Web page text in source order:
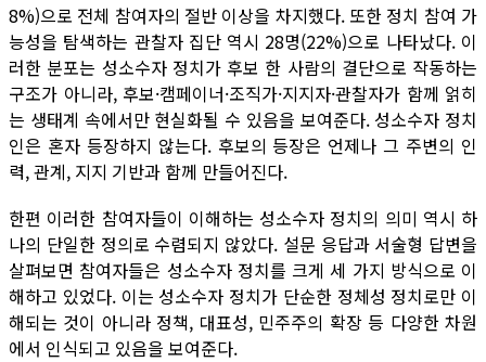
8%)으로 전체 참여자의 절반 이상을 차지했다. 또한 정치 참여 가
능성을 탐색하는 관찰자 집단 역시 28명(22%)으로 나타났다. 이
러한 분포는 성소수자 정치가 후보 한 사람의 결단으로 작동하는
구조가 아니라, 후보·캠페이너·조직가·지지자·관찰자가 함께 얽히
는 생태계 속에서만 현실화될 수 있음을 보여준다. 성소수자 정치
인은 혼자 등장하지 않는다. 후보의 등장은 언제나 그 주변의 인
력, 관계, 지지 기반과 함께 만들어진다.
한편 이러한 참여자들이 이해하는 성소수자 정치의 의미 역시 하
나의 단일한 정의로 수렴되지 않았다. 설문 응답과 서술형 답변을
살펴보면 참여자들은 성소수자 정치를 크게 세 가지 방식으로 이
해하고 있었다. 이는 성소수자 정치가 단순한 정체성 정치로만 이
해되는 것이 아니라 정책, 대표성, 민주주의 확장 등 다양한 차원
에서 인식되고 있음을 보여준다.